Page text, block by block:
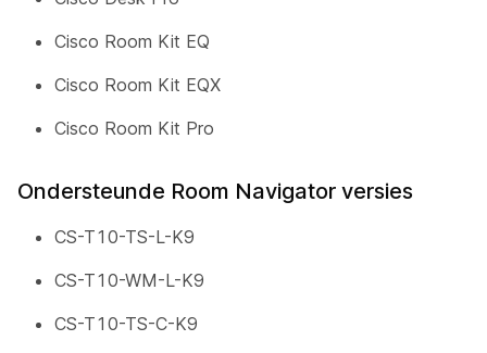
Cisco Room Kit EQ
Cisco Room Kit EQX
Cisco Room Kit Pro
Ondersteunde Room Navigator versies
CS-T10-TS-L-K9
CS-T10-WM-L-K9
CS-T10-TS-C-K9